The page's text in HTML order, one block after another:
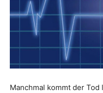
Manchmal kommt der